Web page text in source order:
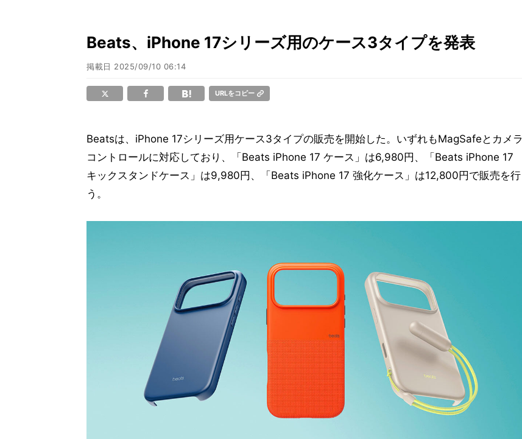
Beats、iPhone 17シリーズ用のケース3タイプを発表
掲載日 2025/09/10 06:14
URLをコピー
Beatsは、iPhone 17シリーズ用ケース3タイプの販売を開始した。いずれもMagSafeとカメラ
コントロールに対応しており、「Beats iPhone 17 ケース」は6,980円、「Beats iPhone 17
キックスタンドケース」は9,980円、「Beats iPhone 17 強化ケース」は12,800円で販売を行
う。